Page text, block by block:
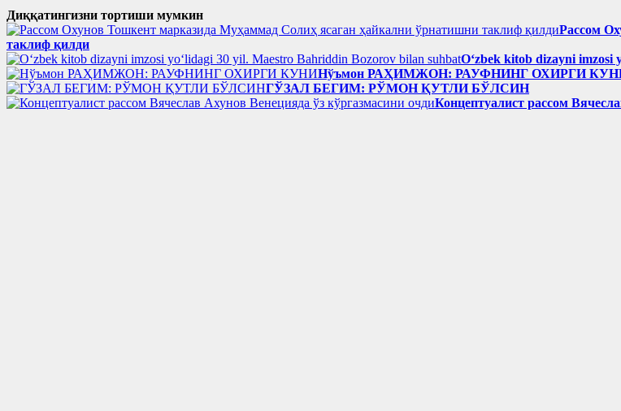
Диққатингизни тортиши мумкин
Рассом
таклиф қилди
Oʻzbek kitob dizayni imzosi
Нўъмон РАҲИМЖОН: РАУФНИНГ ОХИРГИ
ГЎЗАЛ БЕГИМ: РЎМОН ҚУТЛИ БЎЛСИН
Концептуалист рассом